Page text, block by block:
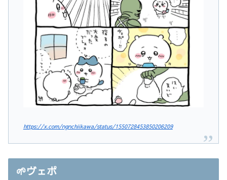
https://x.com/ngnchiikawa/status/1550728453850206209
🌱ヴェポ